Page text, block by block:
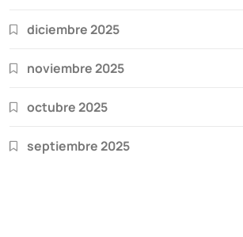
diciembre 2025
noviembre 2025
octubre 2025
septiembre 2025